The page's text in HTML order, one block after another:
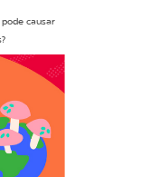
causar